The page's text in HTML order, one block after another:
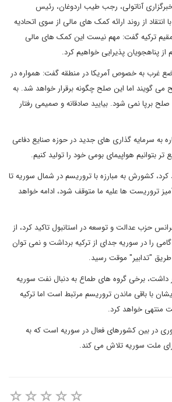
آناتولی، رجب طیب اردوغان، رئیس
از روند ارائه کمک های مالی از سوی اتحادیه
مقیم ترکیه گفت: مهم نیست این کمک های مالی
از پناهجویان پذیرایی خواهیم کرد.
غرب به خصوص آمریکا در منطقه گفت: همواره در
گویند اما این صلح چگونه برقرار خواهد شد. به
برپا نمی شود. بیایید صادقانه و صمیمی رفتار
به سرمایه گذاری های جدید در حوزه صنایع دفاعی
بتوانیم هواپیمای بومی خود را تولید کنیم.
کشورش به مبارزه با تروریسم در شمال سوریه تا
تروریست ها علیه ما متوقف شود، ادامه خواهد
حزب عدالت و توسعه در استانبول تاکید کرد، از
را در سوریه جدای از ترکیه برداشت و نمی توان
"تدابیر" موقت رسید.
داشت، برخی گروه های طماع به دنبال نفت سوریه
با باقی ماندن تروریسم مرتبط است اما ترکیه
منتهی خواهد کرد.
در بین کشورهای فعال در سوریه است که به
ملت سوریه تلاش می کند.